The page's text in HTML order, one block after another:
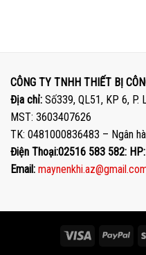
CÔNG TY TNHH THIẾT BỊ
Địa chỉ: Số339, QL51, KP 6, P.
MST: 3603407626
TK: 0481000836483 – Ngân
Điện Thoại:02516 583 582:
Email: